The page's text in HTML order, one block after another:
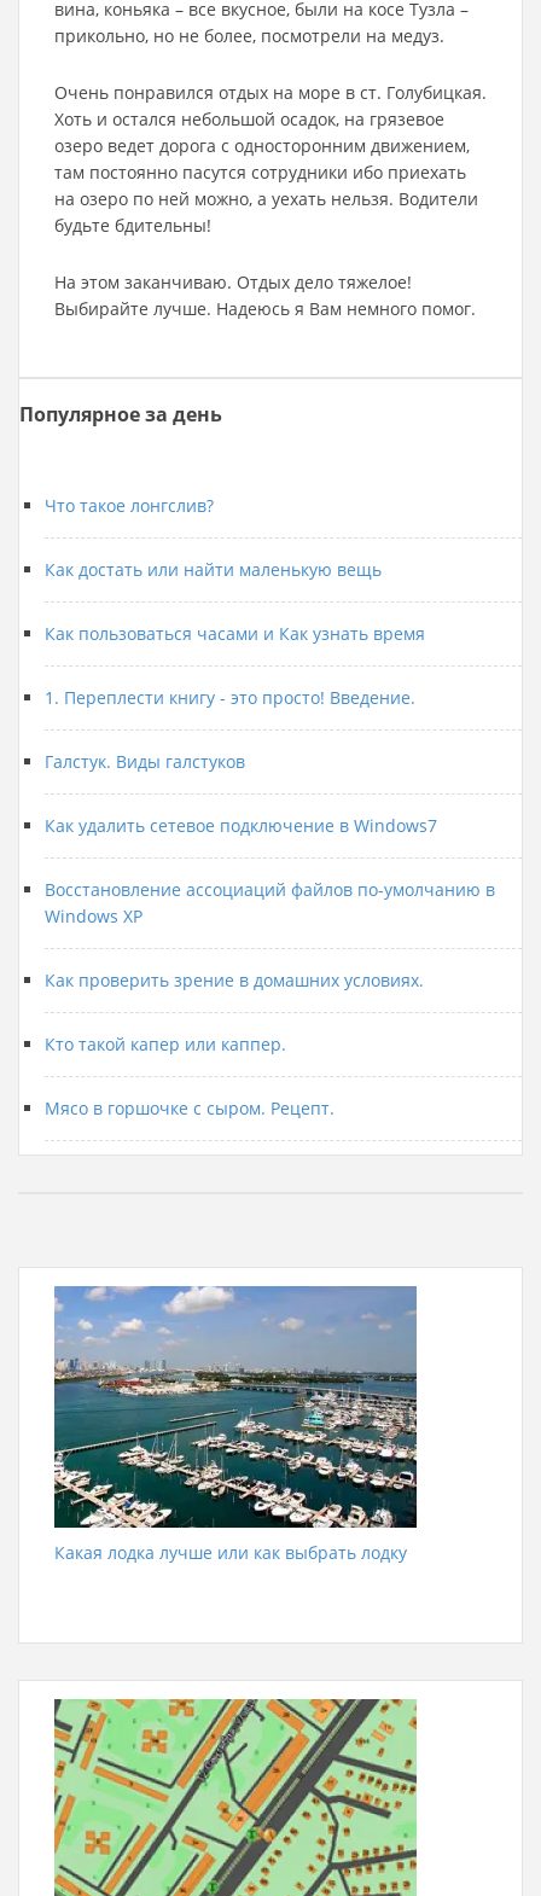
вина, коньяка – все вкусное, были на косе Тузла –
прикольно, но не более, посмотрели на медуз.
Очень понравился отдых на море в ст. Голубицкая.
Хоть и остался небольшой осадок, на грязевое
озеро ведет дорога с односторонним движением,
там постоянно пасутся сотрудники ибо приехать
на озеро по ней можно, а уехать нельзя. Водители
будьте бдительны!
На этом заканчиваю. Отдых дело тяжелое!
Выбирайте лучше. Надеюсь я Вам немного помог.
Популярное за день
Что такое лонгслив?
Как достать или найти маленькую вещь
Как пользоваться часами и Как узнать время
1. Переплести книгу - это просто! Введение.
Галстук. Виды галстуков
Как удалить сетевое подключение в Windows7
Восстановление ассоциаций файлов по-умолчанию в
Windows XP
Как проверить зрение в домашних условиях.
Кто такой капер или каппер.
Мясо в горшочке с сыром. Рецепт.
Какая лодка лучше или как выбрать лодку